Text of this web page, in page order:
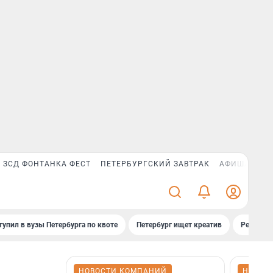
ЗСД ФОНТАНКА ФЕСТ ПЕТЕРБУРГСКИЙ ЗАВТРАК АФИША PLUS
в вузы Петербурга по квоте Петербург ищет креатив
НОВОСТИ КОМПАНИЙ